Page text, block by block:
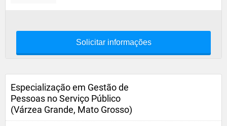
Solicitar informações
Especialização em Gestão de
Pessoas no Serviço Público
(Várzea Grande, Mato Grosso)